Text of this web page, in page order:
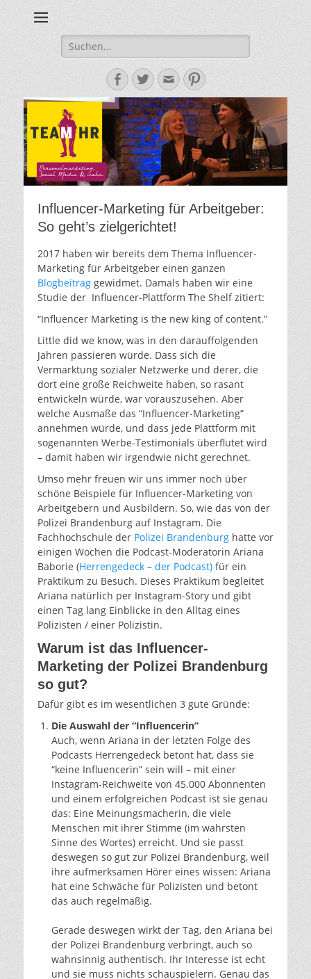
Blog
Suche
nach:
Facebook
Twitter
E-
Mail-
Adresse
Pinterest
Influencer-Marketing für Arbeitgeber:
So geht’s zielgerichtet!
2017 haben wir bereits dem Thema Influencer-
Marketing für Arbeitgeber einen ganzen
Blogbeitrag gewidmet. Damals haben wir eine
Studie der Influencer-Plattform The Shelf zitiert:
“Influencer Marketing is the new king of content.”
Little did we know, was in den darauffolgenden
Jahren passieren würde. Dass sich die
Vermarktung sozialer Netzwerke und derer, die
dort eine große Reichweite haben, so rasant
entwickeln würde, war vorauszusehen. Aber
welche Ausmaße das “Influencer-Marketing”
annehmen würde, und dass jede Plattform mit
sogenannten Werbe-Testimonials überflutet wird
– damit haben wir irgendwie nicht gerechnet.
Umso mehr freuen wir uns immer noch über
schöne Beispiele für Influencer-Marketing von
Arbeitgebern und Ausbildern. So, wie das von der
Polizei Brandenburg auf Instagram. Die
Fachhochschule der Polizei Brandenburg hatte vor
einigen Wochen die Podcast-Moderatorin Ariana
Baborie (Herrengedeck – der Podcast) für ein
Praktikum zu Besuch. Dieses Praktikum begleitet
Ariana natürlich per Instagram-Story und gibt
einen Tag lang Einblicke in den Alltag eines
Polizisten / einer Polizistin.
Warum ist das Influencer-
Marketing der Polizei Brandenburg
so gut?
Dafür gibt es im wesentlichen 3 gute Gründe:
Die Auswahl der “Influencerin”
Auch, wenn Ariana in der letzten Folge des
Podcasts Herrengedeck betont hat, dass sie
“keine Influencerin” sein will – mit einer
Instagram-Reichweite von 45.000 Abonnenten
und einem erfolgreichen Podcast ist sie genau
das: Eine Meinungsmacherin, die viele
Menschen mit ihrer Stimme (im wahrsten
Sinne des Wortes) erreicht. Und sie passt
deswegen so gut zur Polizei Brandenburg, weil
ihre aufmerksamen Hörer eines wissen: Ariana
hat eine Schwäche für Polizisten und betont
das auch regelmäßig.
Gerade deswegen wirkt der Tag, den Ariana bei
der Polizei Brandenburg verbringt, auch so
wahnsinnig authentisch. Ihr Interesse ist echt
und sie muss nichts schauspielern. Genau das